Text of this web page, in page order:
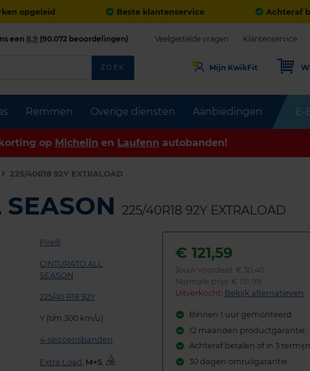
opgeleid Beste klantenservice Achteraf
Remmen Overige diensten Aanbiedingen E-
een8,9 (90.072 beoordelingen) Veelgestelde vragen Klantenservice
ZOEK Mijn KwikFit
op Michelin en Laufenn autobanden!
225/40R18 92Y EXTRALOAD
225/40R18 92Y EXTRALOAD
Pirelli
CINTURATO ALL
SEASON
225/40 R18 92Y
Y (t/m 300 km/u)
4-seizoensbanden
Extra Load , ,
€121,59
Jouw voordeel: € 30,40
Normale prijs: € 151,99
Uitverkocht: Bekijk alternatieven
Binnen 1 uur gemonteerd
12 maanden productgarantie
Achteraf betalen of in 3
30 dagen omruilgarantie